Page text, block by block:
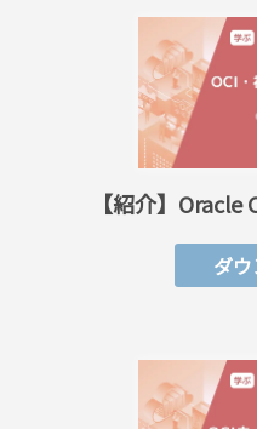
【紹介】
ダ